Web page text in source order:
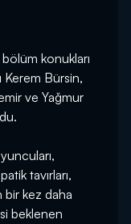
konukları
Kerem Bürsin,
ve Yağmur
tavırları,
kez daha
beklenen